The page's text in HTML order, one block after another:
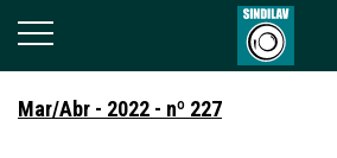
Mar/Abr - 2022 - nº 227